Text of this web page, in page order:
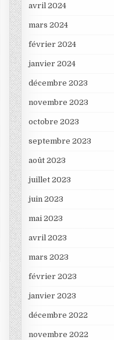
avril 2024
mars 2024
février 2024
janvier 2024
décembre 2023
novembre 2023
octobre 2023
septembre 2023
août 2023
juillet 2023
juin 2023
mai 2023
avril 2023
mars 2023
février 2023
janvier 2023
décembre 2022
novembre 2022